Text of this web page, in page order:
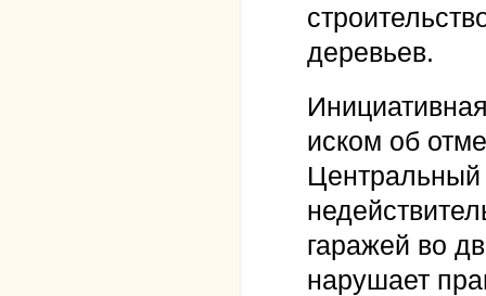
деревьев.
иском об
гаражей во
нарушает